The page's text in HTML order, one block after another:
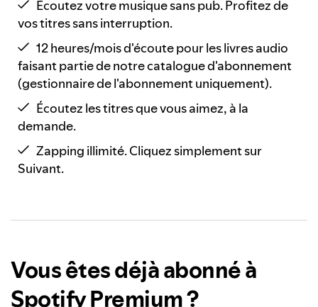
Écoutez votre musique sans pub. Profitez de
vos titres sans interruption.
12 heures/mois d'écoute pour les livres audio
faisant partie de notre catalogue d'abonnement
(gestionnaire de l'abonnement uniquement).
Écoutez les titres que vous aimez, à la
demande.
Zapping illimité. Cliquez simplement sur
Suivant.
Vous êtes déjà abonné à
Spotify Premium ?